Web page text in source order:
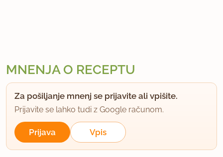
MNENJA O RECEPTU
Za pošiljanje mnenj se prijavite ali vpišite.
Prijavite se lahko tudi z Google računom.
Prijava Vpis